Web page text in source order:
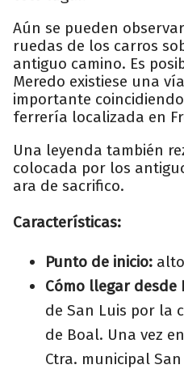
Aún se pueden
ruedas de los carros
antiguo camino. Es
Meredo existiese una
importante
ferrería localizada en
Una leyenda también
colocada por los
ara de sacrifico.
Características:
Punto de inicio:
Cómo llegar desde
de San Luis por la
de Boal. Una vez
Ctra. municipal